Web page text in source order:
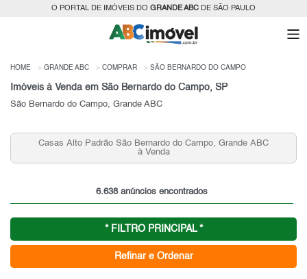
O PORTAL DE IMÓVEIS DO GRANDE ABC DE SÃO PAULO
HOME GRANDE ABC COMPRAR SÃO BERNARDO DO CAMPO
Imóveis à Venda em São Bernardo do Campo, SP
São Bernardo do Campo, Grande ABC
Venda de Apartamentos 2 quartos, Nova Petrópolis, São
Bernardo do Campo, SP
6.638 anúncios encontrados
* FILTRO PRINCIPAL *
Refinar e Ordenar